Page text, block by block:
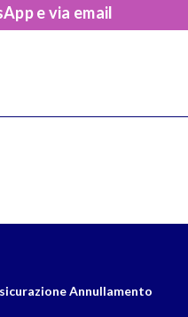
e via email
Annullamento